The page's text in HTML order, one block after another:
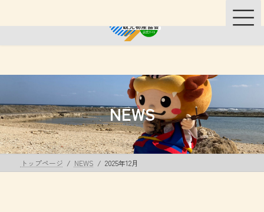
ス
プ
ン
動
NEWS
トップページ NEWS 2025年12月